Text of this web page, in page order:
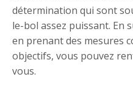
détermination qui sont
le-bol assez puissant. En
en prenant des mesures
objectifs, vous pouvez
vous.